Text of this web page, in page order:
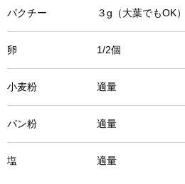
パクチー ３g（大葉でもOK）
卵 1/2個
小麦粉 適量
パン粉 適量
塩 適量